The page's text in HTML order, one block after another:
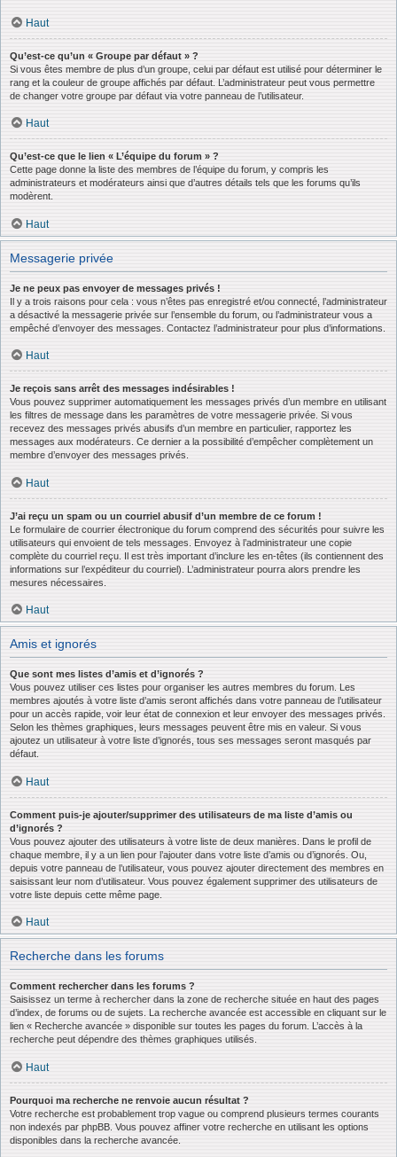
Haut
Qu’est-ce qu’un « Groupe par défaut » ?
Si vous êtes membre de plus d’un groupe, celui par défaut est utilisé pour déterminer le
rang et la couleur de groupe affichés par défaut. L’administrateur peut vous permettre
de changer votre groupe par défaut via votre panneau de l’utilisateur.
Haut
Qu’est-ce que le lien « L’équipe du forum » ?
Cette page donne la liste des membres de l’équipe du forum, y compris les
administrateurs et modérateurs ainsi que d’autres détails tels que les forums qu’ils
modèrent.
Haut
Messagerie privée
Je ne peux pas envoyer de messages privés !
Il y a trois raisons pour cela : vous n’êtes pas enregistré et/ou connecté, l’administrateur
a désactivé la messagerie privée sur l’ensemble du forum, ou l’administrateur vous a
empêché d’envoyer des messages. Contactez l’administrateur pour plus d’informations.
Haut
Je reçois sans arrêt des messages indésirables !
Vous pouvez supprimer automatiquement les messages privés d’un membre en utilisant
les filtres de message dans les paramètres de votre messagerie privée. Si vous
recevez des messages privés abusifs d’un membre en particulier, rapportez les
messages aux modérateurs. Ce dernier a la possibilité d’empêcher complètement un
membre d’envoyer des messages privés.
Haut
J’ai reçu un spam ou un courriel abusif d’un membre de ce forum !
Le formulaire de courrier électronique du forum comprend des sécurités pour suivre les
utilisateurs qui envoient de tels messages. Envoyez à l’administrateur une copie
complète du courriel reçu. Il est très important d’inclure les en-têtes (ils contiennent des
informations sur l’expéditeur du courriel). L’administrateur pourra alors prendre les
mesures nécessaires.
Haut
Amis et ignorés
Que sont mes listes d’amis et d’ignorés ?
Vous pouvez utiliser ces listes pour organiser les autres membres du forum. Les
membres ajoutés à votre liste d’amis seront affichés dans votre panneau de l’utilisateur
pour un accès rapide, voir leur état de connexion et leur envoyer des messages privés.
Selon les thèmes graphiques, leurs messages peuvent être mis en valeur. Si vous
ajoutez un utilisateur à votre liste d’ignorés, tous ses messages seront masqués par
défaut.
Haut
Comment puis-je ajouter/supprimer des utilisateurs de ma liste d’amis ou
d’ignorés ?
Vous pouvez ajouter des utilisateurs à votre liste de deux manières. Dans le profil de
chaque membre, il y a un lien pour l’ajouter dans votre liste d’amis ou d’ignorés. Ou,
depuis votre panneau de l’utilisateur, vous pouvez ajouter directement des membres en
saisissant leur nom d’utilisateur. Vous pouvez également supprimer des utilisateurs de
votre liste depuis cette même page.
Haut
Recherche dans les forums
Comment rechercher dans les forums ?
Saisissez un terme à rechercher dans la zone de recherche située en haut des pages
d’index, de forums ou de sujets. La recherche avancée est accessible en cliquant sur le
lien « Recherche avancée » disponible sur toutes les pages du forum. L’accès à la
recherche peut dépendre des thèmes graphiques utilisés.
Haut
Pourquoi ma recherche ne renvoie aucun résultat ?
Votre recherche est probablement trop vague ou comprend plusieurs termes courants
non indexés par phpBB. Vous pouvez affiner votre recherche en utilisant les options
disponibles dans la recherche avancée.